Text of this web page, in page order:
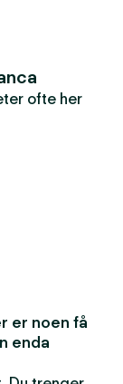
ofte her
er noen få
enda